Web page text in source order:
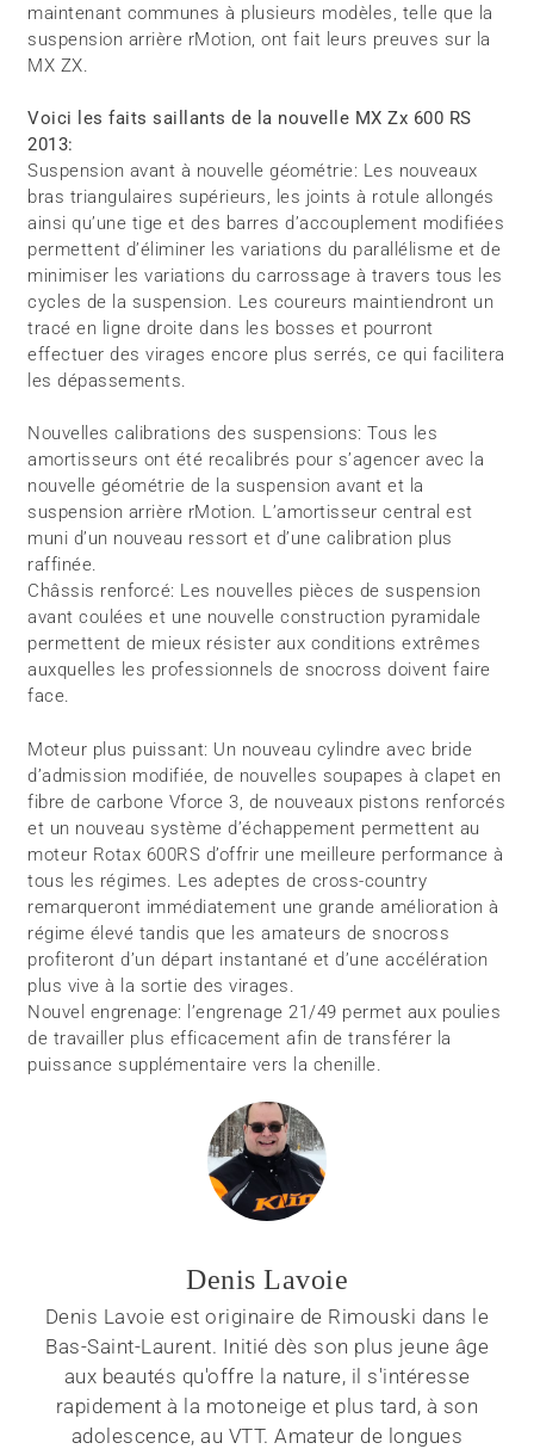
maintenant communes à plusieurs modèles, telle que la
suspension arrière rMotion, ont fait leurs preuves sur la
MX ZX.
Voici les faits saillants de la nouvelle MX Zx 600 RS
2013:
Suspension avant à nouvelle géométrie: Les nouveaux
bras triangulaires supérieurs, les joints à rotule allongés
ainsi qu’une tige et des barres d’accouplement modifiées
permettent d’éliminer les variations du parallélisme et de
minimiser les variations du carrossage à travers tous les
cycles de la suspension. Les coureurs maintiendront un
tracé en ligne droite dans les bosses et pourront
effectuer des virages encore plus serrés, ce qui facilitera
les dépassements.
Nouvelles calibrations des suspensions: Tous les
amortisseurs ont été recalibrés pour s’agencer avec la
nouvelle géométrie de la suspension avant et la
suspension arrière rMotion. L’amortisseur central est
muni d’un nouveau ressort et d’une calibration plus
raffinée.
Châssis renforcé: Les nouvelles pièces de suspension
avant coulées et une nouvelle construction pyramidale
permettent de mieux résister aux conditions extrêmes
auxquelles les professionnels de snocross doivent faire
face.
Moteur plus puissant: Un nouveau cylindre avec bride
d’admission modifiée, de nouvelles soupapes à clapet en
fibre de carbone Vforce 3, de nouveaux pistons renforcés
et un nouveau système d’échappement permettent au
moteur Rotax 600RS d’offrir une meilleure performance à
tous les régimes. Les adeptes de cross-country
remarqueront immédiatement une grande amélioration à
régime élevé tandis que les amateurs de snocross
profiteront d’un départ instantané et d’une accélération
plus vive à la sortie des virages.
Nouvel engrenage: l’engrenage 21/49 permet aux poulies
de travailler plus efficacement afin de transférer la
puissance supplémentaire vers la chenille.
Denis Lavoie
Denis Lavoie est originaire de Rimouski dans le
Bas-Saint-Laurent. Initié dès son plus jeune âge
aux beautés qu'offre la nature, il s'intéresse
rapidement à la motoneige et plus tard, à son
adolescence, au VTT. Amateur de longues